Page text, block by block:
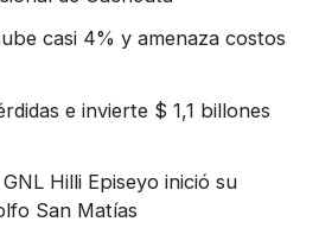
casi 4% y amenaza costos
e invierte $ 1,1 billones
Hilli Episeyo inició su
San Matías